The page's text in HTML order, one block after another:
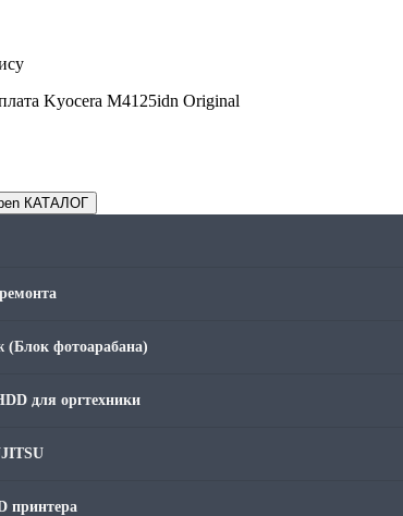
КАТАЛОГ
фотоарабана)
для оргтехники
принтера